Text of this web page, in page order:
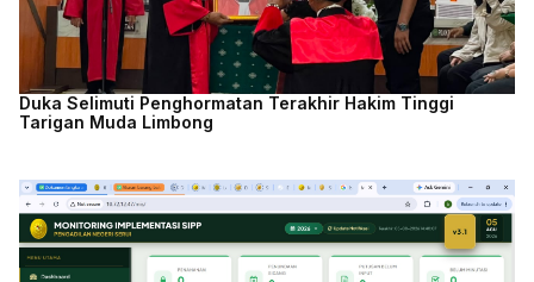
Duka Selimuti Penghormatan Terakhir Hakim Tinggi
Tarigan Muda Limbong